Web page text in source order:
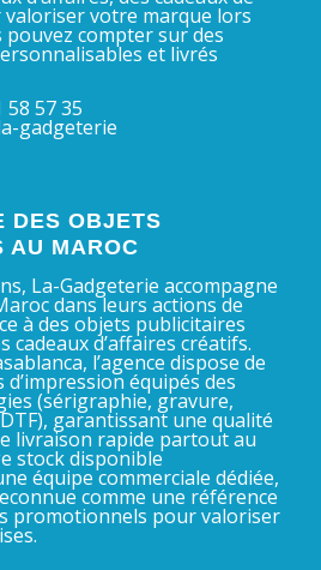
valoriser votre marque lors
pouvez compter sur des
et livrés
58 57 35
gadgeterie
DES OBJETS
AU MAROC
La-Gadgeterie accompagne
dans leurs actions de
à des objets publicitaires
cadeaux d’affaires créatifs.
l’agence dispose de
équipés des
(sérigraphie, gravure,
garantissant une qualité
livraison rapide partout au
stock disponible
équipe commerciale dédiée,
comme une référence
promotionnels pour valoriser